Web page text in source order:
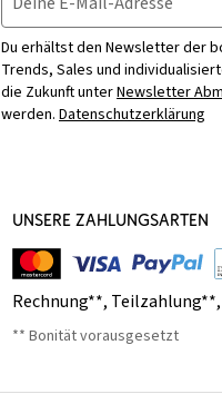
Du erhältst den Newsletter der
Trends, Sales und
die Zukunft unterNewsletter
werden. Datenschutzerklärung
UNSERE ZAHLUNGSARTEN
Rechnung**, Teilzahlung**,
** Bonität vorausgesetzt